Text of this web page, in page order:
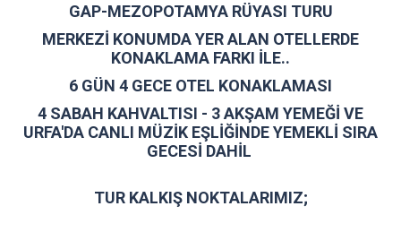
GAP-MEZOPOTAMYA RÜYASI TURU
MERKEZİ KONUMDA YER ALAN OTELLERDE
KONAKLAMA FARKI İLE..
6 GÜN 4 GECE OTEL KONAKLAMASI
4 SABAH KAHVALTISI - 3 AKŞAM YEMEĞİ VE
URFA'DA CANLI MÜZİK EŞLİĞİNDE YEMEKLİ SIRA
GECESİ DAHİL
TUR KALKIŞ NOKTALARIMIZ;